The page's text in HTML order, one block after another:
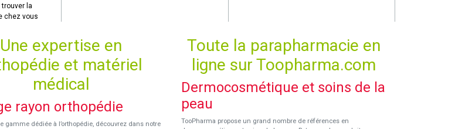
la
chez vous
Une expertise en
et matériel
médical
rayon orthopédie
gamme dédiée à l’orthopédie, découvrez dans notre
Toute la parapharmacie en
ligne sur Toopharma.com
Dermocosmétique et soins de la
peau
TooPharma propose un grand nombre de références en